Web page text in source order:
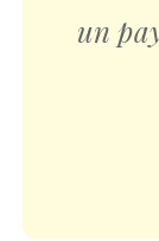
un